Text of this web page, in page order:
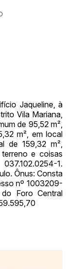
Jaqueline, à
Vila Mariana,
de 95,52 m²,
m², em local
de 159,32 m²,
e coisas
1.
Ônus: Consta
nº 1003209-
Foro Central